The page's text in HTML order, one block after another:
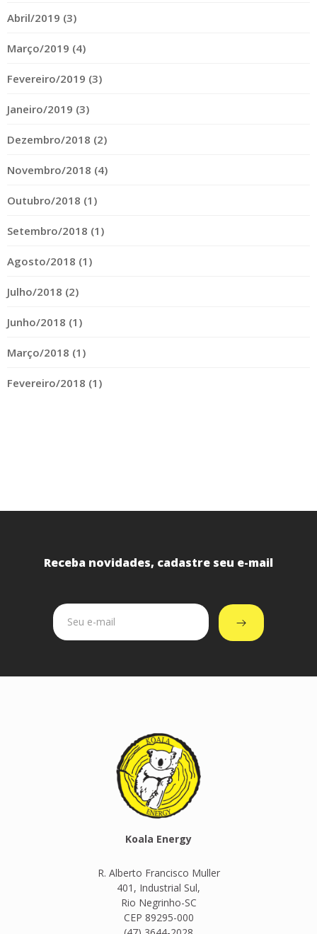
Abril/2019 (3)
Março/2019 (4)
Fevereiro/2019 (3)
Janeiro/2019 (3)
Dezembro/2018 (2)
Novembro/2018 (4)
Outubro/2018 (1)
Setembro/2018 (1)
Agosto/2018 (1)
Julho/2018 (2)
Junho/2018 (1)
Março/2018 (1)
Fevereiro/2018 (1)
Receba novidades, cadastre seu e-mail
Koala Energy
R. Alberto Francisco Muller
401, Industrial Sul,
Rio Negrinho-SC
CEP 89295-000